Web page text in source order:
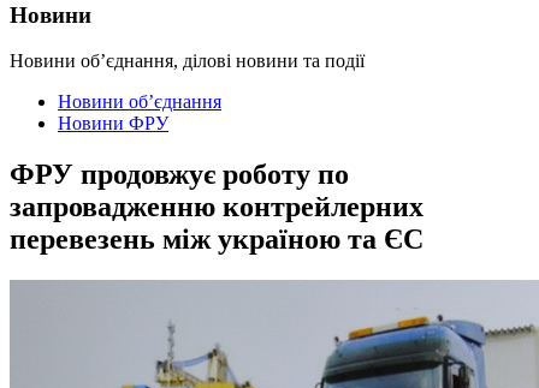
Новини
Новини об’єднання, ділові новини та події
Новини об’єднання
Новини ФРУ
ФРУ продовжує роботу по
запровадженню контрейлерних
перевезень між україною та ЄС